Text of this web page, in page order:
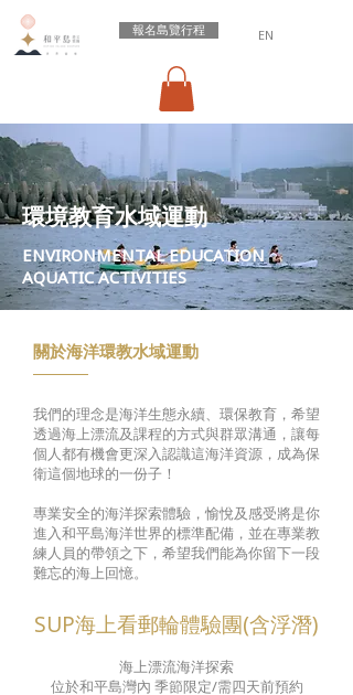
報名島覽行程 EN
環境教育水域運動
ENVIRONMENTAL EDUCATION
AQUATIC ACTIVITIES
關於海洋環教水域運動
我們的理念是海洋生態永續、環保教育，希望
透過海上漂流及課程的方式與群眾溝通，讓每
個人都有機會更深入認識這海洋資源，成為保
衛這個地球的一份子！
專業安全的海洋探索體驗，愉悅及感受將是你
進入和平島海洋世界的標準配備，並在專業教
練人員的帶領之下，希望我們能為你留下一段
難忘的海上回憶。
SUP海上看郵輪體驗團(含浮潛)
海上漂流海洋探索
位於和平島灣內 季節限定/需四天前預約